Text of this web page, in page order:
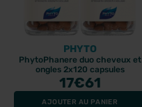
PHYTO
PhytoPhanere duo cheveux et
ongles 2x120 capsules
17€61
AJOUTER AU PANIER